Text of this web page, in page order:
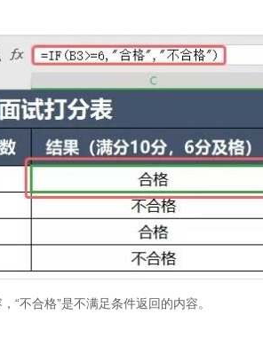
不合格”是不满足条件返回的内容。